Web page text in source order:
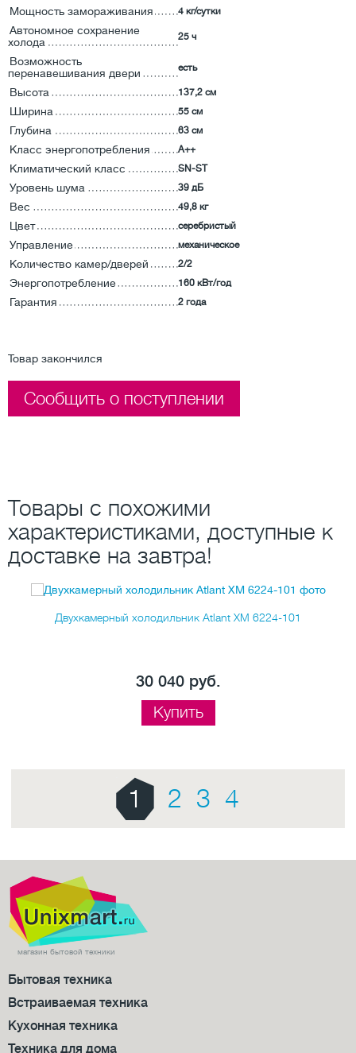
Мощность замораживания 4 кг/сутки
Автономное сохранение
холода
25 ч
Возможность
перенавешивания двери
есть
Высота 137,2 см
Ширина 55 см
Глубина 63 см
Класс энергопотребления А++
Климатический класс SN-ST
Уровень шума 39 дБ
Вес 49,8 кг
Цвет серебристый
Управление механическое
Количество камер/дверей 2/2
Энергопотребление 160 кВт/год
Гарантия 2 года
Товар закончился
Сообщить о поступлении
Товары с похожими
характеристиками, доступные к
доставке на завтра!
Двухкамерный холодильник Atlant ХМ 6224-101
30 040 руб.
Купить
1 2 3 4
магазин бытовой техники
Бытовая техника
Встраиваемая техника
Кухонная техника
Техника для дома